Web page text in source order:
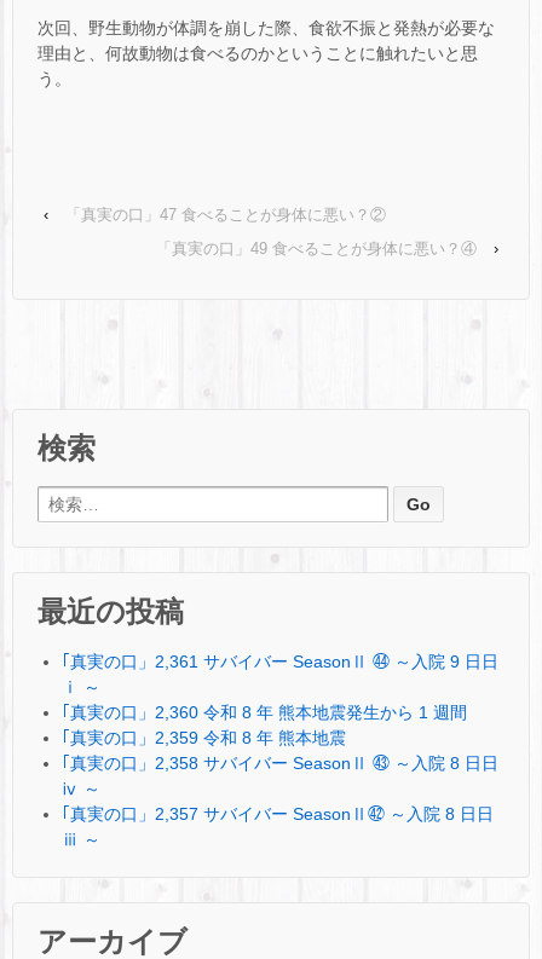
次回、野生動物が体調を崩した際、食欲不振と発熱が必要な
理由と、何故動物は食べるのかということに触れたいと思
う。
‹
「真実の口」47 食べることが身体に悪い？②
「真実の口」49 食べることが身体に悪い？④
›
検索
検索:
最近の投稿
｢真実の口」2,361 サバイバー SeasonⅡ ㊹ ～入院 9 日日
ⅰ ～
｢真実の口」2,360 令和 8 年 熊本地震発生から 1 週間
｢真実の口」2,359 令和 8 年 熊本地震
｢真実の口」2,358 サバイバー SeasonⅡ ㊸ ～入院 8 日日
ⅳ ～
｢真実の口」2,357 サバイバー SeasonⅡ㊷ ～入院 8 日日
ⅲ ～
アーカイブ